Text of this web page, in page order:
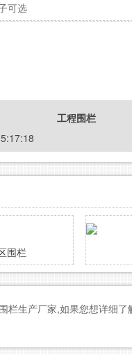
可选
工程围栏
围栏
栏生产厂家,如果您想详细了